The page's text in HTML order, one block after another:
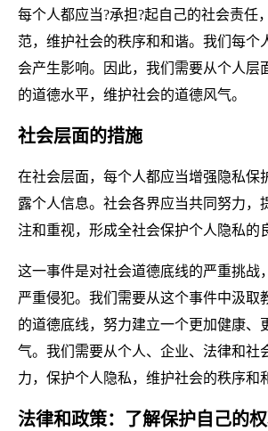
每个人都应当?承担?起自己的社会责任
范，维护社会的秩序和和谐。我们每个
会产生影响。因此，我们需要从个人层
的道德水平，维护社会的道德风气。
社会层面的措施
在社会层面，每个人都应当增强隐私保
露个人信息。社会各界应当共同努力，
注和重视，形成全社会保护个人隐私的
这一事件是对社会道德底线的严重挑战
严重侵犯。我们需要从这个事件中汲取
的道德底线，努力建立一个更加健康、
气。我们需要从个人、企业、法律和社
力，保护个人隐私，维护社会的秩序和
法律和政策：了解保护自己的权